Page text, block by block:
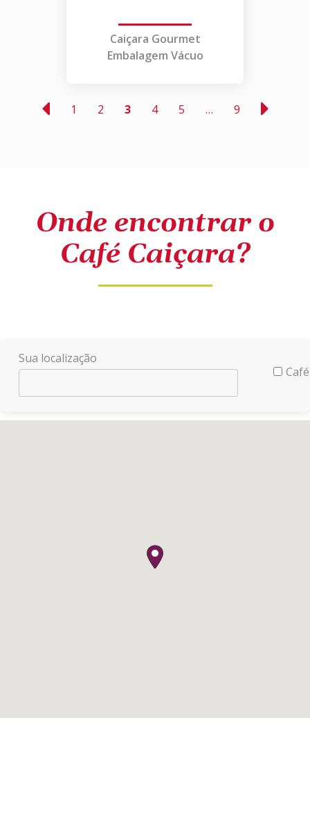
Caiçara Gourmet
Embalagem Vácuo
1 2 3 4 5 … 9
Onde encontrar o
Café Caiçara?
Sua localização